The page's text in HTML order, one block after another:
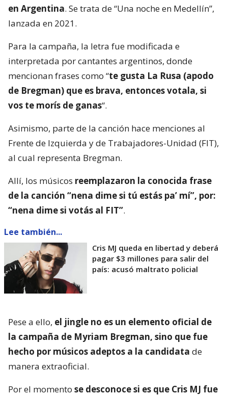
en Argentina. Se trata de “Una noche en Medellín”,
lanzada en 2021.
Para la campaña, la letra fue modificada e
interpretada por cantantes argentinos, donde
mencionan frases como “te gusta La Rusa (apodo
de Bregman) que es brava, entonces votala, si
vos te morís de ganas“.
Asimismo, parte de la canción hace menciones al
Frente de Izquierda y de Trabajadores-Unidad (FIT),
al cual representa Bregman.
Allí, los músicos reemplazaron la conocida frase
de la canción “nena dime si tú estás pa’ mí”, por:
“nena dime si votás al FIT”.
Lee también...
Cris MJ queda en libertad y deberá
pagar $3 millones para salir del
país: acusó maltrato policial
Pese a ello, el jingle no es un elemento oficial de
la campaña de Myriam Bregman, sino que fue
hecho por músicos adeptos a la candidata de
manera extraoficial.
Por el momento se desconoce si es que Cris MJ fue